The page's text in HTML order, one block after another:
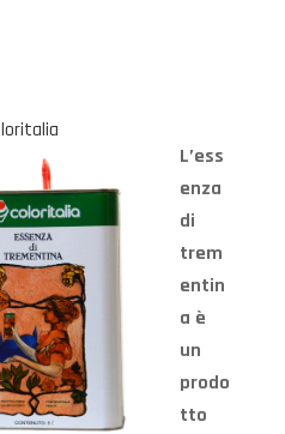
L’ess
enza
di
trem
entin
a è
un
prodo
tto